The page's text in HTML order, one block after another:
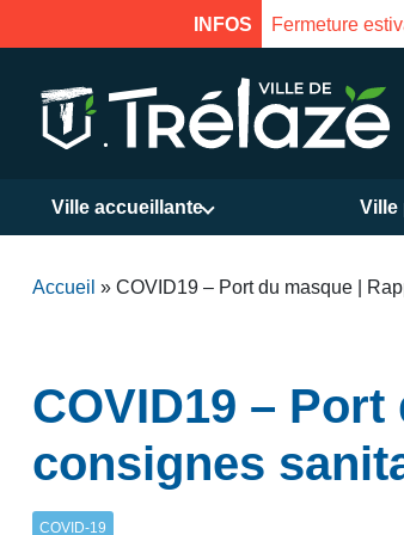
INFOS
Ville accueillante Ville
Accueil » COVID19 – Port du masque |
COVID19 –
consignes
COVID-19